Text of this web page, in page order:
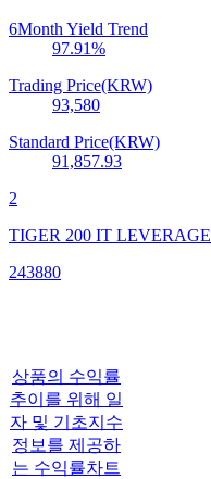
6Month Yield Trend
97.91%
Trading Price(KRW)
93,580
Standard Price(KRW)
91,857.93
2
TIGER 200 IT LEVERAGE
243880
상품의 수익률
추이를 위해 일
자 및 기초지수
정보를 제공하
는 수익률차트